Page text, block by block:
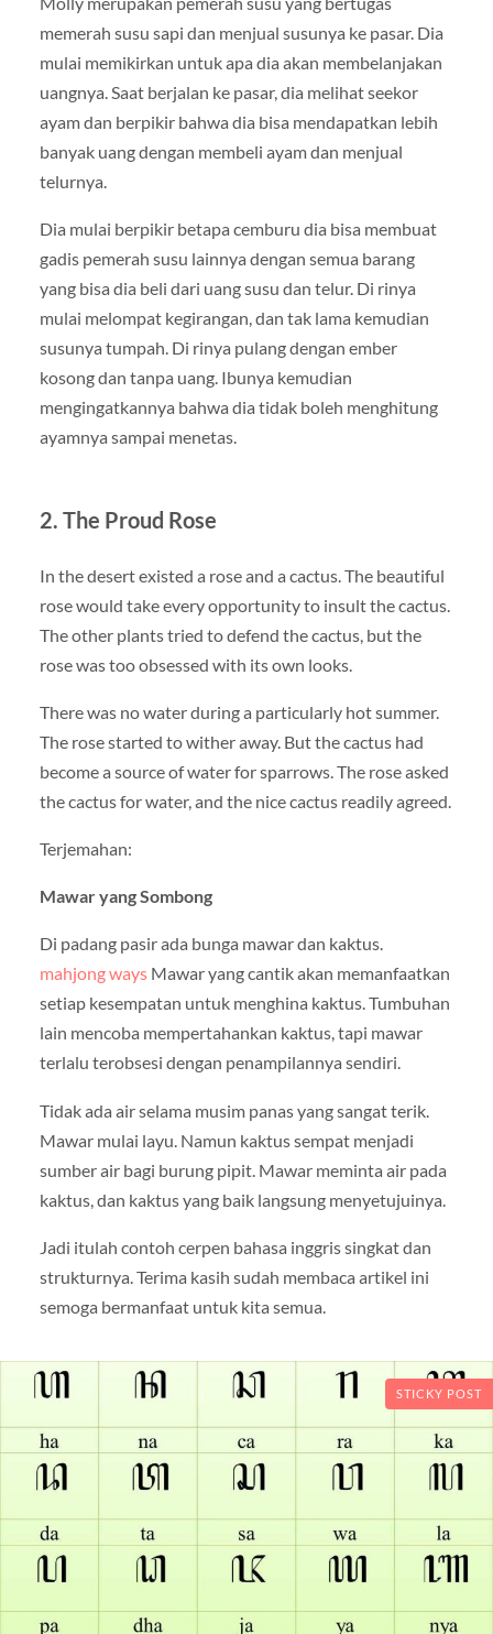
memerah susu sapi dan menjual susunya ke pasar. Dia
mulai memikirkan untuk apa dia akan membelanjakan
uangnya. Saat berjalan ke pasar, dia melihat seekor
ayam dan berpikir bahwa dia bisa mendapatkan lebih
banyak uang dengan membeli ayam dan menjual
telurnya.
Dia mulai berpikir betapa cemburu dia bisa membuat
gadis pemerah susu lainnya dengan semua barang
yang bisa dia beli dari uang susu dan telur. Di rinya
mulai melompat kegirangan, dan tak lama kemudian
susunya tumpah. Di rinya pulang dengan ember
kosong dan tanpa uang. Ibunya kemudian
mengingatkannya bahwa dia tidak boleh menghitung
ayamnya sampai menetas.
2. The Proud Rose
In the desert existed a rose and a cactus. The beautiful
rose would take every opportunity to insult the cactus.
The other plants tried to defend the cactus, but the
rose was too obsessed with its own looks.
There was no water during a particularly hot summer.
The rose started to wither away. But the cactus had
become a source of water for sparrows. The rose asked
the cactus for water, and the nice cactus readily agreed.
Terjemahan:
Mawar yang Sombong
Di padang pasir ada bunga mawar dan kaktus.
mahjong waysMawar yang cantik akan memanfaatkan
setiap kesempatan untuk menghina kaktus. Tumbuhan
lain mencoba mempertahankan kaktus, tapi mawar
terlalu terobsesi dengan penampilannya sendiri.
Tidak ada air selama musim panas yang sangat terik.
Mawar mulai layu. Namun kaktus sempat menjadi
sumber air bagi burung pipit. Mawar meminta air pada
kaktus, dan kaktus yang baik langsung menyetujuinya.
Jadi itulah contoh cerpen bahasa inggris singkat dan
strukturnya. Terima kasih sudah membaca artikel ini
semoga bermanfaat untuk kita semua.
STICKY POST